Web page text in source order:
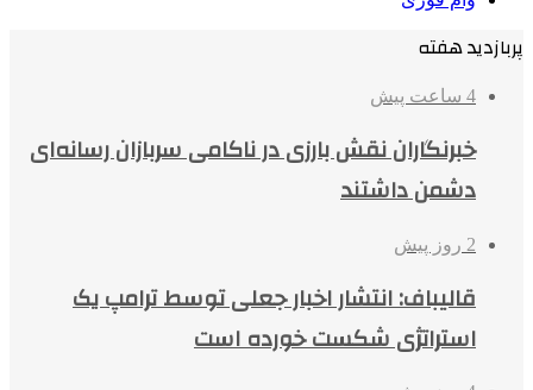
پربازدید هفته
4 ساعت پیش
خبرنگاران نقش بارزی در ناکامی سربازان رسانه‌ای
دشمن داشتند
2 روز پیش
قالیباف: انتشار اخبار جعلی توسط ترامپ یک
استراتژی شکست خورده است